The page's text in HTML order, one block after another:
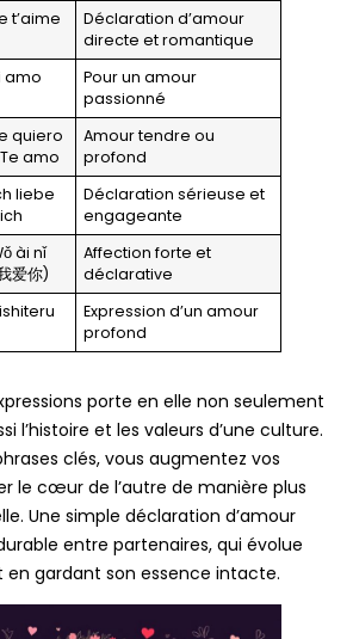
t’aime
Déclaration d’amour
directe et romantique
amo
Pour un amour
passionné
quiero
amo
Amour tendre ou
profond
liebe
Déclaration sérieuse et
engageante
ài nǐ
爱你)
Affection forte et
déclarative
Expression d’un amour
profond
porte en elle non seulement
l’histoire et les valeurs d’une culture.
clés, vous augmentez vos
le cœur de l’autre de manière plus
Une simple déclaration d’amour
entre partenaires, qui évolue
gardant son essence intacte.